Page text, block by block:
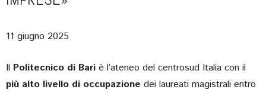
11 giugno 2025
Il Politecnico di Bari è l’ateneo del centrosud Italia con il
più alto livello di occupazione dei laureati magistrali entro